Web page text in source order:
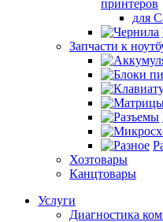
принтеров
для
Запчасти к
Хозтовары
Канцтовары
Услуги
Диагностика